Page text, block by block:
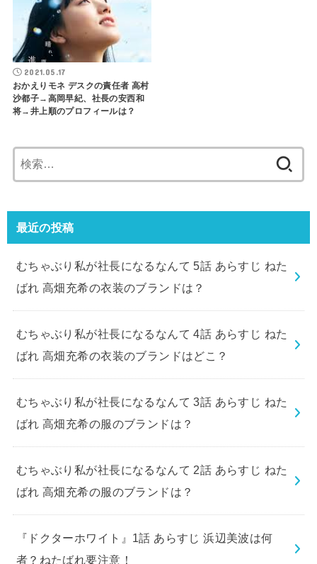
2021.05.17
おかえりモネ デスクの責任者 高村
沙都子→高岡早紀、社長の安西和
将→井上順のプロフィールは？
索:
最近の投稿
むちゃぶり私が社長になるなんて 5話 あらすじ ねた
ばれ 高畑充希の衣装のブランドは？
むちゃぶり私が社長になるなんて 4話 あらすじ ねた
ばれ 高畑充希の衣装のブランドはどこ？
むちゃぶり私が社長になるなんて 3話 あらすじ ねた
ばれ 高畑充希の服のブランドは？
むちゃぶり私が社長になるなんて 2話 あらすじ ねた
ばれ 高畑充希の服のブランドは？
『ドクターホワイト』1話 あらすじ 浜辺美波は何
者？ねたばれ要注意！